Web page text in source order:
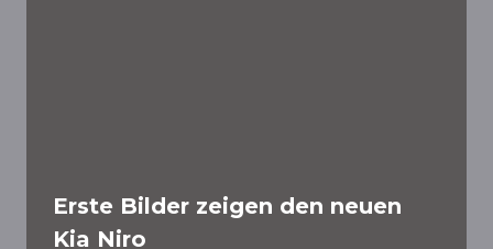
Erste Bilder zeigen den neuen
Kia Niro